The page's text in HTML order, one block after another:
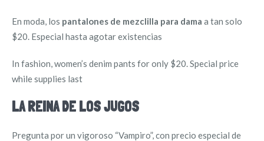
En moda, los pantalones de mezclilla para dama a tan solo
$20. Especial hasta agotar existencias
In fashion, women’s denim pants for only $20. Special price
while supplies last
LA REINA DE LOS JUGOS
Pregunta por un vigoroso “Vampiro”, con precio especial de